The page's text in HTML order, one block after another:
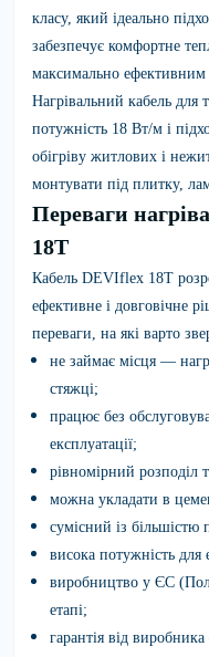
класу, який ідеально
забезпечує комфортне
максимально ефективним
Нагрівальний кабель для
потужність 18 Вт/м і
обігріву житлових і
монтувати під плитку,
Переваги
18T
Кабель DEVIflex 18T
ефективне і довговічне
переваги, на які варто
не займає місця —
стяжці;
працює без
експлуатації;
рівномірний розподіл
можна укладати в
сумісний із більшістю
висока потужність для
виробництво у ЄС
етапі;
гарантія від